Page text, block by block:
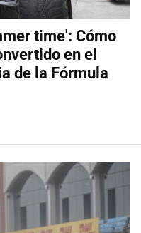
time': Cómo
en el
de la Fórmula